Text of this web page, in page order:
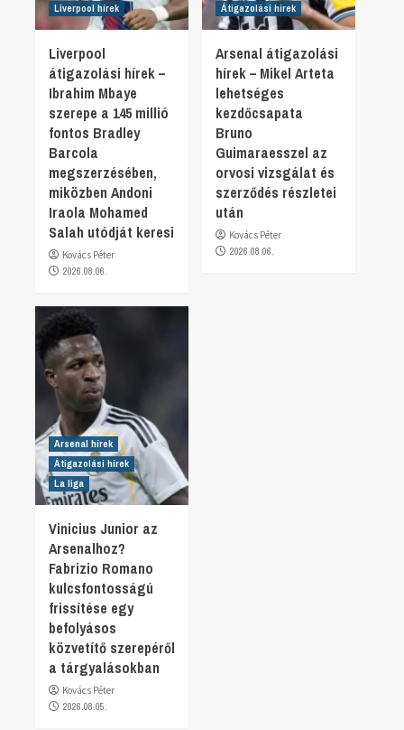
Liverpool hírek
Liverpool
átigazolási hírek –
Ibrahim Mbaye
szerepe a 145 millió
fontos Bradley
Barcola
megszerzésében,
miközben Andoni
Iraola Mohamed
Salah utódját keresi
Kovács Péter
2026.08.06.
Átigazolási hírek
Arsenal átigazolási
hírek – Mikel Arteta
lehetséges
kezdőcsapata
Bruno
Guimaraesszel az
orvosi vizsgálat és
szerződés részletei
után
Kovács Péter
2026.08.06.
Arsenal hírek
Átigazolási hírek
La liga
Vinicius Junior az
Arsenalhoz?
Fabrizio Romano
kulcsfontosságú
frissítése egy
befolyásos
közvetítő szerepéről
a tárgyalásokban
Kovács Péter
2026.08.05.